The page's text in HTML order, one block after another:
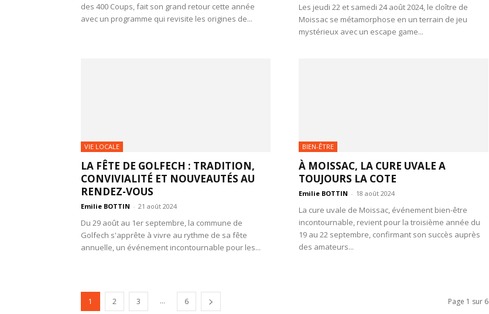
des 400 Coups, fait son grand retour cette année
avec un programme qui revisite les origines de...
Les jeudi 22 et samedi 24 août 2024, le cloître de
Moissac se métamorphose en un terrain de jeu
mystérieux avec un escape game...
VIE LOCALE
LA FÊTE DE GOLFECH : TRADITION,
CONVIVIALITÉ ET NOUVEAUTÉS AU
RENDEZ-VOUS
Emilie BOTTIN - 21 août 2024
Du 29 août au 1er septembre, la commune de
Golfech s'apprête à vivre au rythme de sa fête
annuelle, un événement incontournable pour les...
BIEN-ÊTRE
À MOISSAC, LA CURE UVALE A
TOUJOURS LA COTE
Emilie BOTTIN - 18 août 2024
La cure uvale de Moissac, événement bien-être
incontournable, revient pour la troisième année du
19 au 22 septembre, confirmant son succès auprès
des amateurs...
1 2 3 ... 6 Page 1 sur 6